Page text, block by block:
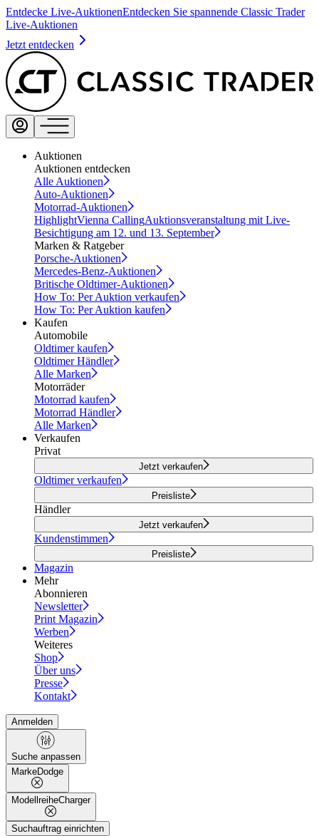
Entdecke Live-AuktionenEntdecken Sie spannende Classic Trader
Live-Auktionen
Jetzt entdecken
Auktionen
Auktionen entdecken
Alle Auktionen
Auto-Auktionen
Motorrad-Auktionen
HighlightVienna CallingAuktionsveranstaltung mit Live-
Besichtigung am 12. und 13. September
Marken & Ratgeber
Porsche-Auktionen
Mercedes-Benz-Auktionen
Britische Oldtimer-Auktionen
How To: Per Auktion verkaufen
How To: Per Auktion kaufen
Kaufen
Automobile
Oldtimer kaufen
Oldtimer Händler
Alle Marken
Motorräder
Motorrad kaufen
Motorrad Händler
Alle Marken
Verkaufen
Privat
Jetzt verkaufen
Oldtimer verkaufen
Preisliste
Händler
Jetzt verkaufen
Kundenstimmen
Preisliste
Magazin
Mehr
Abonnieren
Newsletter
Print Magazin
Werben
Weiteres
Shop
Über uns
Presse
Kontakt
Anmelden
Suche anpassen
MarkeDodge
ModellreiheCharger
Suchauftrag einrichten